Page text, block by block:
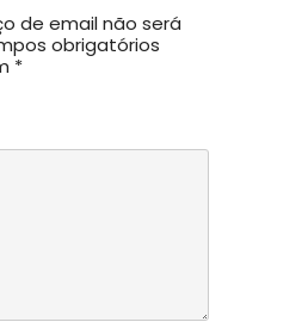
de email não será
obrigatórios
*